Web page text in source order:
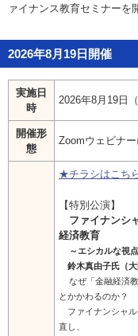
個人会員の皆様へ
日本FP協会について
パーソナルファイナンス
アクセス
法人・行政機関の方へ
学校関係者の方へ
報道・メディア関係者の
ァイナンス教育セミナーを
2026年8月19日開催
実施日
時
2026年8月19日
開催形
態
Zoomウェビナ
★チラシはこち
【特別公演】
ファイナンシ
経済教育
～エシカルな視
鈴木真由子氏（⼤
なぜ「金融経済
とかかわるのか？
ファイナンシャル
直し、